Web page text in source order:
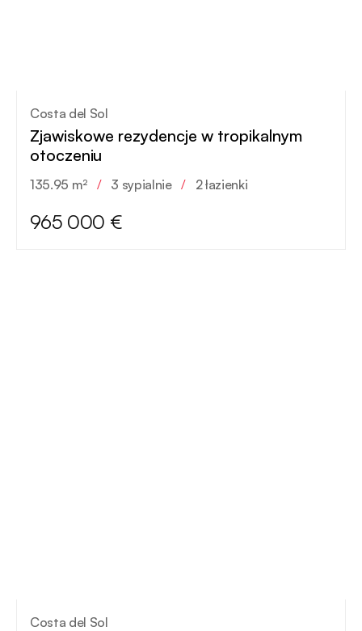
Costa del Sol
Zjawiskowe rezydencje w tropikalnym
otoczeniu
135.95 m² / 3 sypialnie / 2 łazienki
965 000 €
Costa del Sol